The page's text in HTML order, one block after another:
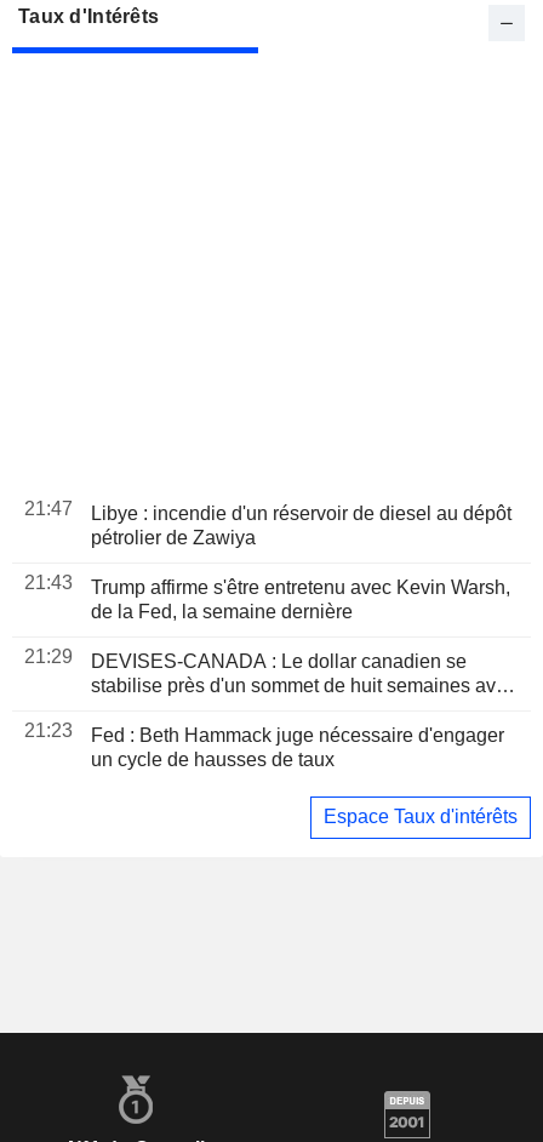
Taux d'Intérêts
21:47
Libye : incendie d'un réservoir de diesel au dépôt
pétrolier de Zawiya
21:43
Trump affirme s'être entretenu avec Kevin Warsh,
de la Fed, la semaine dernière
21:29
DEVISES-CANADA : Le dollar canadien se
stabilise près d'un sommet de huit semaines avec
21:23
Fed : Beth Hammack juge nécessaire d'engager
un cycle de hausses de taux
Espace Taux d'intérêts